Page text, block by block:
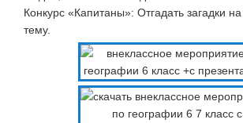
Конкурс «Капитаны»: Отгадать загадки
тему.